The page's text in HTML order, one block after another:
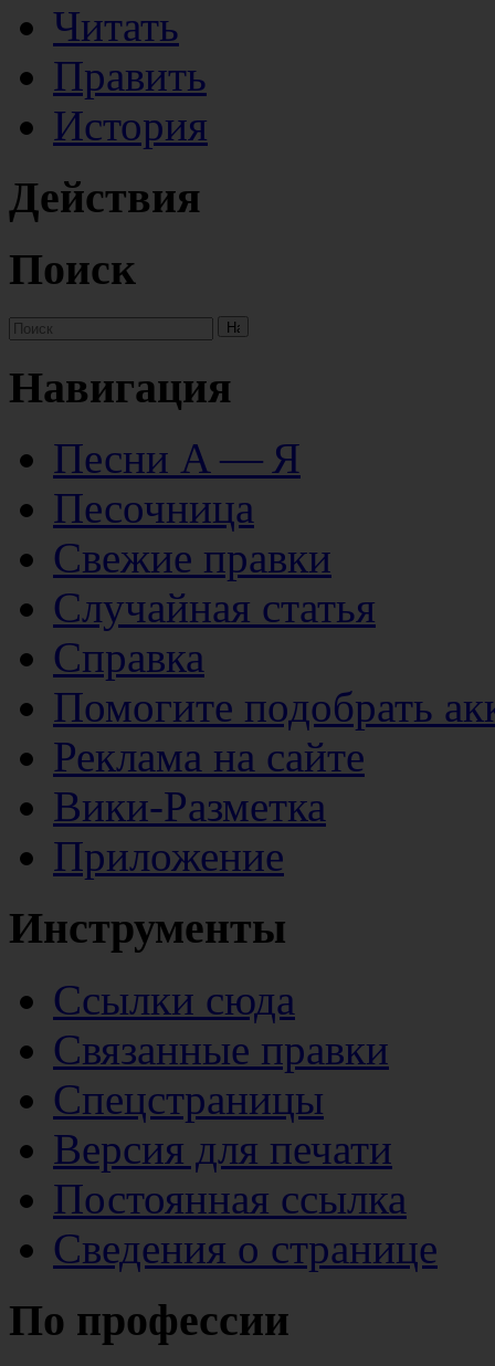
Читать
Править
История
Действия
Поиск
Навигация
Песни А — Я
Песочница
Свежие правки
Случайная статья
Справка
Помогите подобрать
Реклама на сайте
Вики-Разметка
Приложение
Инструменты
Ссылки сюда
Связанные правки
Спецстраницы
Версия для печати
Постоянная ссылка
Сведения о странице
По профессии